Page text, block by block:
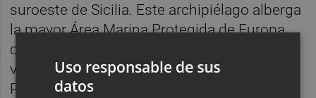
suroeste de Sicilia. Este archipiélago alberga
la mayor Área Marina Protegida de Europa,
con más de 53.000 hectáreas y una gran
variedad de hábitats, como las praderas de
Posidonia oceanica, bosques de gorgonias,
Uso responsable de sus
datos